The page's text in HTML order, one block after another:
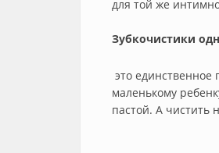
для той же
Зубкочистики
это единственное
маленькому
пастой. А чистить